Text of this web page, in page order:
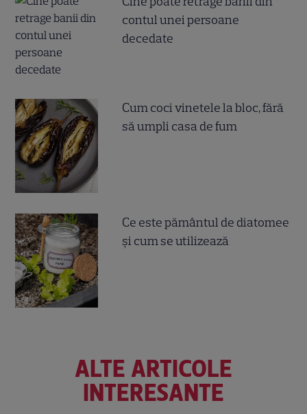
contul unei persoane
decedate
Cum coci vinetele la bloc, fără
să umpli casa de fum
Ce este pământul de diatomee
și cum se utilizează
ALTE ARTICOLE
INTERESANTE